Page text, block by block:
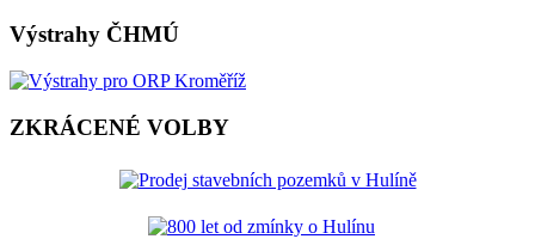
Výstrahy ČHMÚ
ZKRÁCENÉ VOLBY